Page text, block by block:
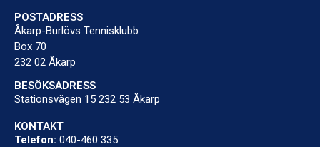
POSTADRESS
Åkarp-Burlövs Tennisklubb
Box 70
232 02 Åkarp
BESÖKSADRESS
Stationsvägen 15 232 53 Åkarp
KONTAKT
Telefon: 040-460 335